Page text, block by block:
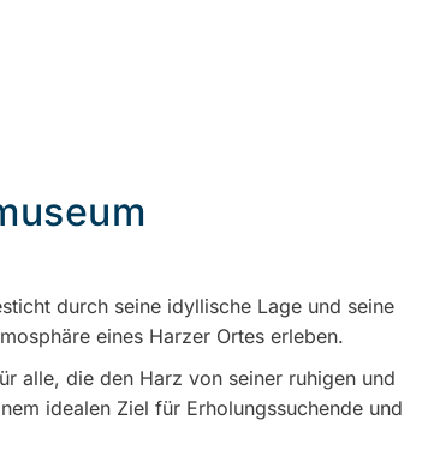
durch seine idyllische Lage und seine
eines Harzer Ortes erleben.
alle, die den Harz von seiner ruhigen und
idealen Ziel für Erholungssuchende und